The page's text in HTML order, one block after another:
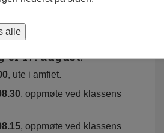
er 17. august.
, ute i amfiet.
, oppmøte ved klassens
, oppmøte ved klassens
alle